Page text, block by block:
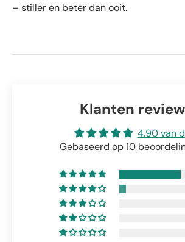
– stiller en beter dan ooit.
Klanten
4.90 van
Gebaseerd op 10